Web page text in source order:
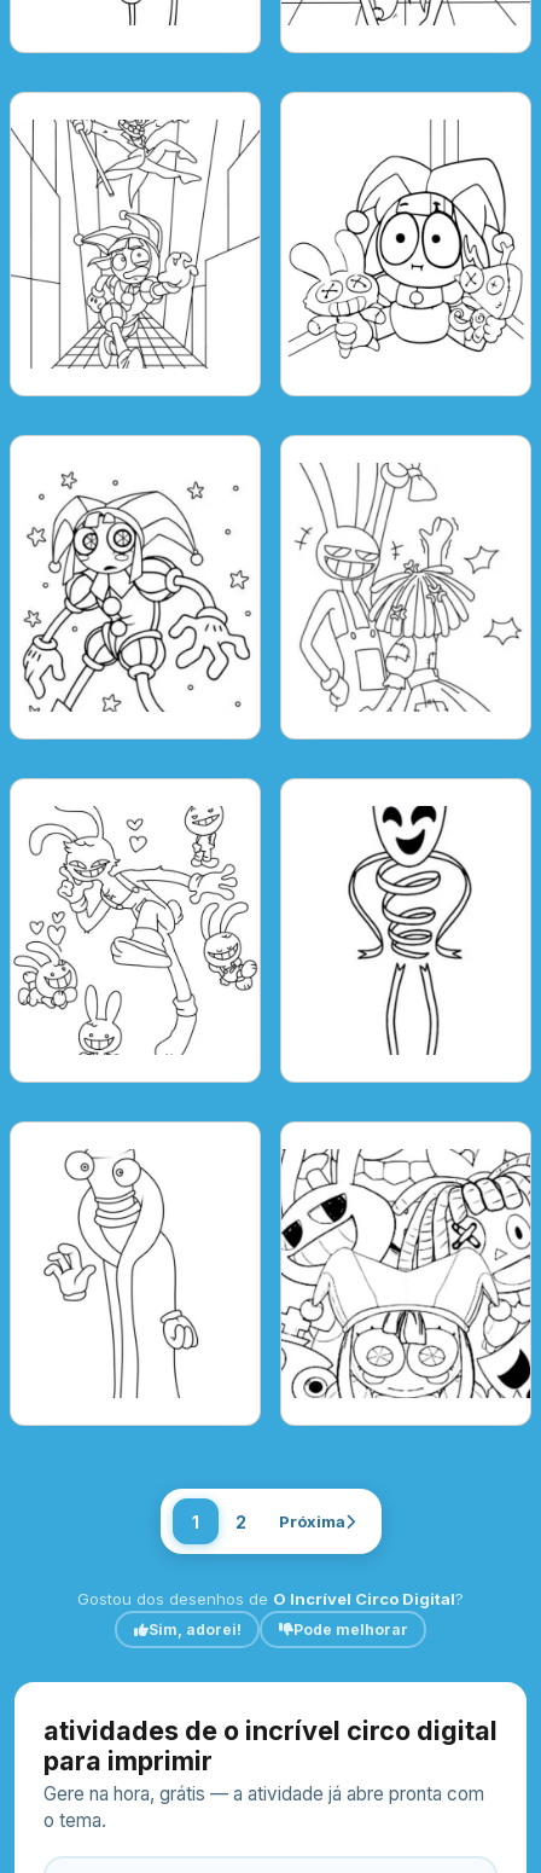
1 2 Próxima
Gostou dos desenhos de O Incrível Circo Digital?
Sim, adorei! Pode melhorar
atividades de o incrível circo digital
para imprimir
Gere na hora, grátis — a atividade já abre pronta com
o tema.